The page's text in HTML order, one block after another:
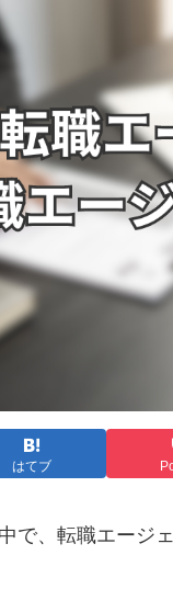
はてブ
で、転職エージ